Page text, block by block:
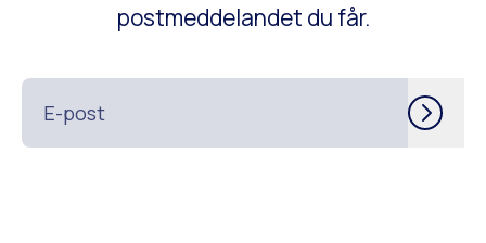
postmeddelandet du får.